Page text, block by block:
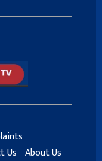
Us About Us